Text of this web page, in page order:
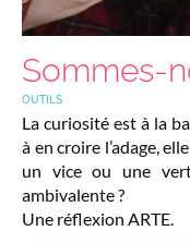
Sommes-
OUTILS
La curiosité est à la
à en croire l’adage,
un vice ou une
ambivalente ?
Une réflexion ARTE.